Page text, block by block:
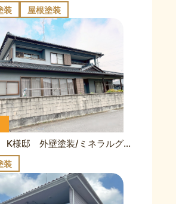
装 屋根塗装
結城市 K様邸 外壁塗装/ミネラルグレイ
装